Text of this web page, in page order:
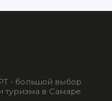
- большой выбор
туризма в Самаре.